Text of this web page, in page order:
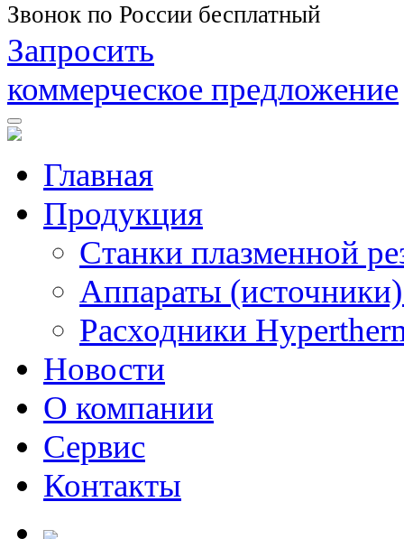
Звонок по России бесплатный
Запросить
коммерческое предложение
Главная
Продукция
Станки плазменной
Аппараты
Расходники
Новости
О компании
Сервис
Контакты